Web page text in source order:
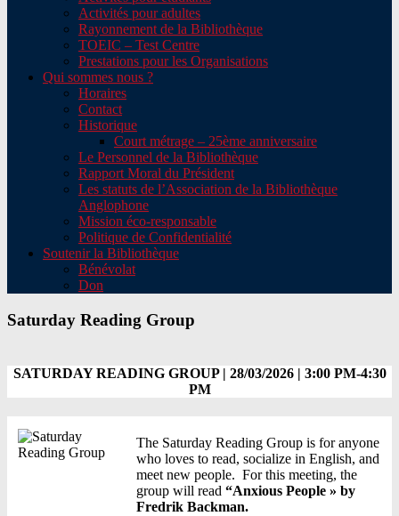
Activités pour adultes
Rayonnement de la Bibliothèque
TOEIC – Test Centre
Prestations pour les Organisations
Qui sommes nous ?
Horaires
Contact
Historique
Court métrage – 25ème anniversaire
Le Personnel de la Bibliothèque
Rapport Moral du Président
Les statuts de l’Association de la Bibliothèque
Anglophone
Mission éco-responsable
Politique de Confidentialité
Soutenir la Bibliothèque
Bénévolat
Don
Saturday Reading Group
SATURDAY READING GROUP | 28/03/2026 | 3:00 PM-4:30
PM
The Saturday Reading Group is for anyone
who loves to read, socialize in English, and
meet new people. For this meeting, the
group will read “Anxious People » by
Fredrik Backman.